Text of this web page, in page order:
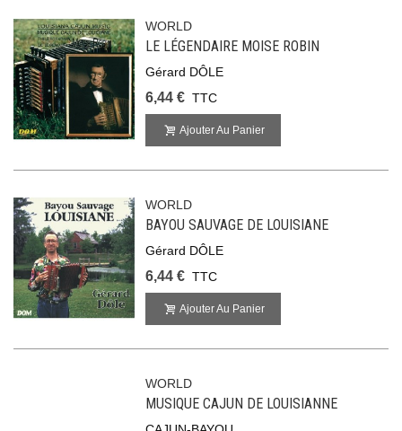
WORLD
LE LÉGENDAIRE MOISE ROBIN
Gérard DÔLE
6,44 € TTC
Ajouter Au Panier
WORLD
BAYOU SAUVAGE DE LOUISIANE
Gérard DÔLE
6,44 € TTC
Ajouter Au Panier
WORLD
MUSIQUE CAJUN DE LOUISIANNE